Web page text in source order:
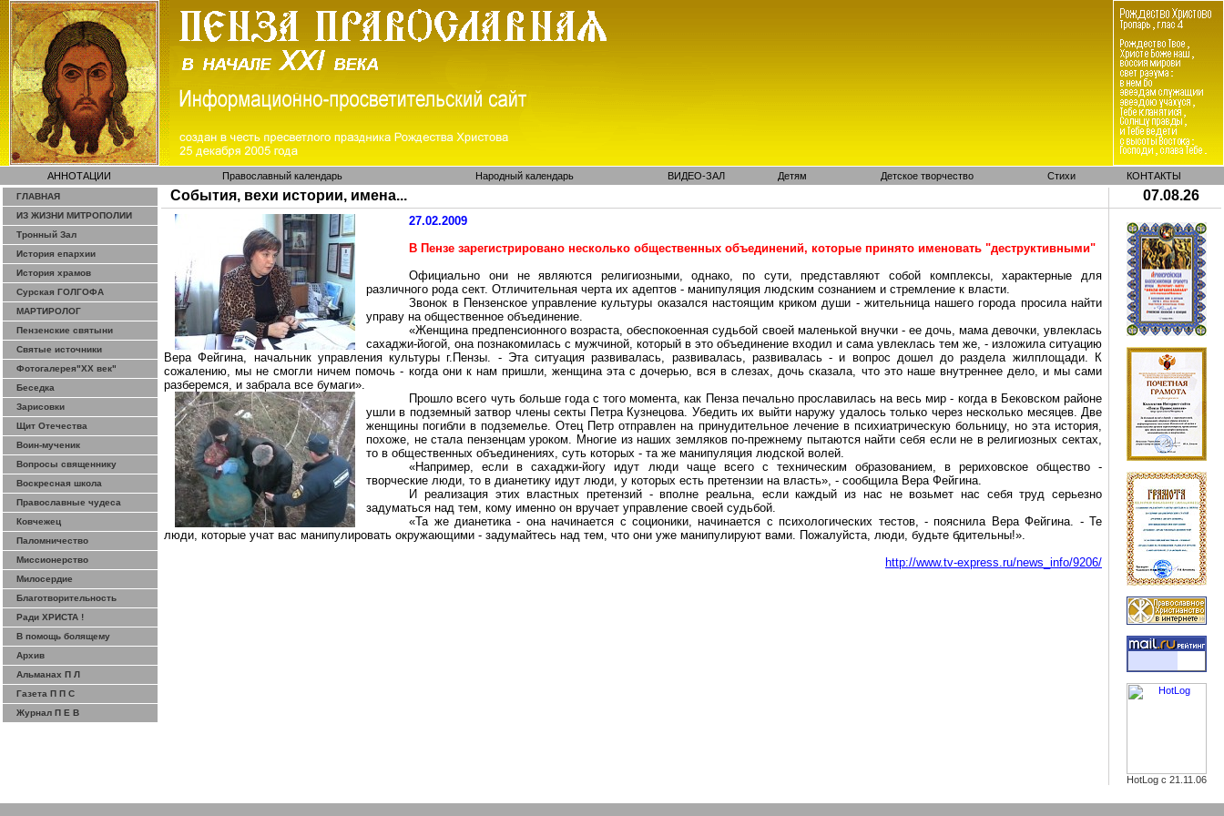
АННОТАЦИИ Православный календарь Народный календарь ВИДЕО-ЗАЛ Детям Детское творчество Стихи КОНТАКТЫ
ГЛАВНАЯ
ИЗ ЖИЗНИ МИТРОПОЛИИ
Тронный Зал
История епархии
История храмов
Сурская ГОЛГОФА
МАРТИРОЛОГ
Пензенские святыни
Святые источники
Фотогалерея"ХХ век"
Беседка
Зарисовки
Щит Отечества
Воин-мученик
Вопросы священнику
Воскресная школа
Православные чудеса
Ковчежец
Паломничество
Миссионерство
Милосердие
Благотворительность
Ради ХРИСТА !
В помощь болящему
Архив
Альманах П Л
Газета П П С
Журнал П Е В
События, вехи истории, имена... 07.08.26
27.02.2009
В Пензе зарегистрировано несколько общественных объединений, которые принято именовать "деструктивными"
Официально они не являются религиозными, однако, по сути, представляют собой комплексы, характерные для
различного рода сект. Отличительная черта их адептов - манипуляция людским сознанием и стремление к власти.
Звонок в Пензенское управление культуры оказался настоящим криком души - жительница нашего города просила найти
управу на общественное объединение.
«Женщинапредпенсионного возраста, обеспокоенная судьбой своей маленькой внучки - ее дочь, мама девочки, увлеклась
сахаджи-йогой, она познакомилась с мужчиной, который в это объединение входил и сама увлеклась тем же, - изложила ситуацию
ВераФейгина, начальник управления культуры г.Пензы. - Эта ситуация развивалась, развивалась, развивалась - и вопрос дошел до раздела жилплощади. К
сожалению, мы не смогли ничем помочь - когда они к нам пришли, женщина эта с дочерью, вся в слезах, дочь сказала, что это наше внутреннее дело, и мы сами
разберемся, и забрала все бумаги».
Прошло всего чуть больше года с того момента, как Пенза печально прославилась на весь мир - когда в Бековском районе
ушли в подземный затвор члены секты Петра Кузнецова. Убедить их выйти наружу удалось только через несколько месяцев. Две
женщины погибли в подземелье. Отец Петр отправлен на принудительное лечение в психиатрическую больницу, но эта история,
похоже, не стала пензенцам уроком. Многие из наших земляков по-прежнему пытаются найти себя если не в религиозных сектах,
то в общественных объединениях, суть которых - та же манипуляция людской волей.
«Например, если всахаджи-йогу идут люди чаще всего с техническим образованием, в рериховскоеобщество -
творческие люди, то в дианетику идут люди, у которых есть претензии на власть», - сообщила Вера Фейгина.
И реализация этих властных претензий - вполне реальна, если каждый из нас не возьмет нас себя труд серьезно
задуматься над тем, кому именно он вручает управление своей судьбой.
«Та жедианетика- она начинается ссоционики, начинается с психологических тестов, - пояснила ВераФейгина. - Те
люди, которые учат вас манипулировать окружающими - задумайтесь над тем, что они уже манипулируют вами. Пожалуйста, люди, будьте бдительны!».
http://www.tv-express.ru/news_info/9206/
HotLog с 21.11.06